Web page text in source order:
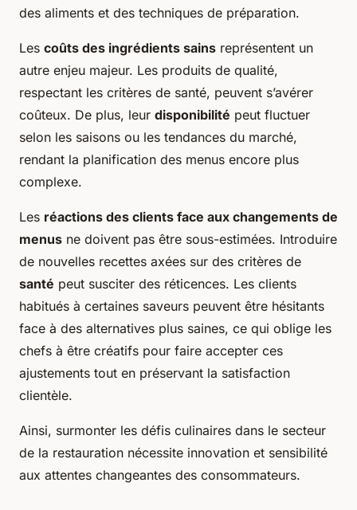
des aliments et des techniques de préparation.
Les coûts des ingrédients sains représentent un
autre enjeu majeur. Les produits de qualité,
respectant les critères de santé, peuvent s’avérer
coûteux. De plus, leur disponibilité peut fluctuer
selon les saisons ou les tendances du marché,
rendant la planification des menus encore plus
complexe.
Les réactions des clients face aux changements de
menus ne doivent pas être sous-estimées. Introduire
de nouvelles recettes axées sur des critères de
santé peut susciter des réticences. Les clients
habitués à certaines saveurs peuvent être hésitants
face à des alternatives plus saines, ce qui oblige les
chefs à être créatifs pour faire accepter ces
ajustements tout en préservant la satisfaction
clientèle.
Ainsi, surmonter les défis culinaires dans le secteur
de la restauration nécessite innovation et sensibilité
aux attentes changeantes des consommateurs.